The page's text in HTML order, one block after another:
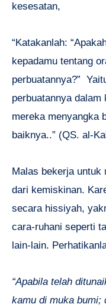
kesesatan,
“Katakanlah:
kepadamu tentang
perbuatannya?”
perbuatannya dalam
mereka menyangka
baiknya..” (QS. al-
Malas bekerja untuk
dari kemiskinan.
secara hissiyah,
cara-ruhani seperti
lain-lain.
“Apabila telah
kamu di muka bumi;